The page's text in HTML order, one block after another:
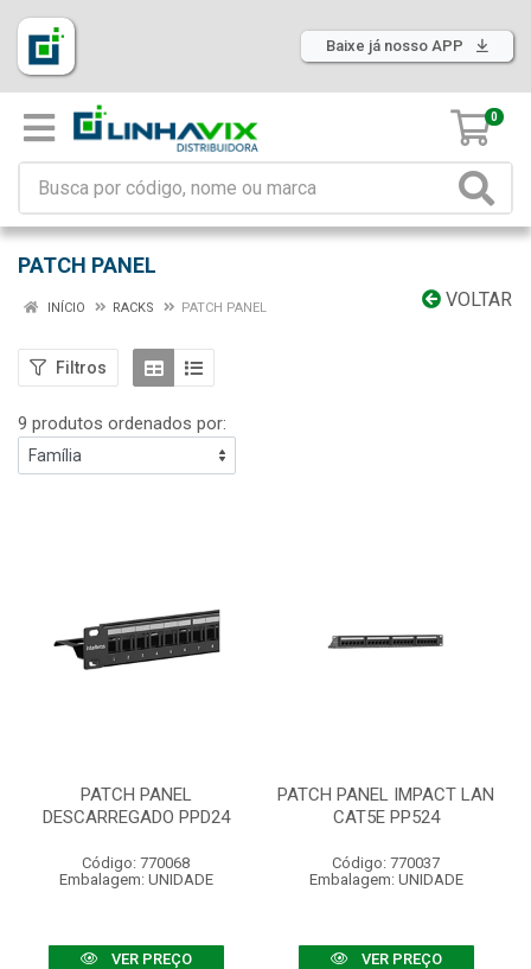
Baixe já nosso APP
0
PATCH PANEL
VOLTAR
INÍCIO RACKS PATCH PANEL
Filtros
9 produtos ordenados por:
PATCH PANEL
DESCARREGADO PPD24
Código: 770068
Embalagem: UNIDADE
VER PREÇO
PATCH PANEL IMPACT LAN
CAT5E PP524
Código: 770037
Embalagem: UNIDADE
VER PREÇO